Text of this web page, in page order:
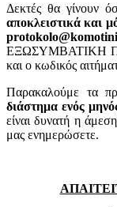
Δεκτές θα γίνουν
αποκλειστικά και
ΕΞΩΣΥΜΒΑΤΙΚΗ
και ο κωδικός
Παρακαλούμε τα
διάστημα ενός
είναι δυνατή η
μας ενημερώσετε.